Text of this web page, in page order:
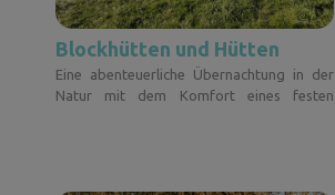
Blockhütten und Hütten
Eine abenteuerliche Übernachtung in der
Natur mit dem Komfort eines festen